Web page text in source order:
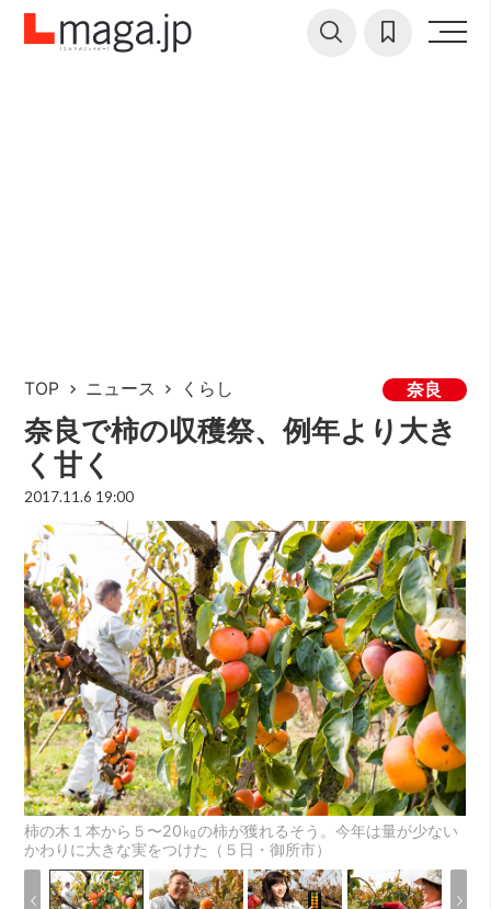
TOP ニュース くらし 奈良
奈良で柿の収穫祭、例年より大き
く甘く
2017.11.6 19:00
柿の木１本から５〜20㎏の柿が獲れるそう。今年は量が少ない
かわりに大きな実をつけた（５日・御所市）